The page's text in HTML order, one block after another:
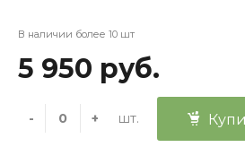
В наличии более 10 шт
5 950 руб.
- + шт.